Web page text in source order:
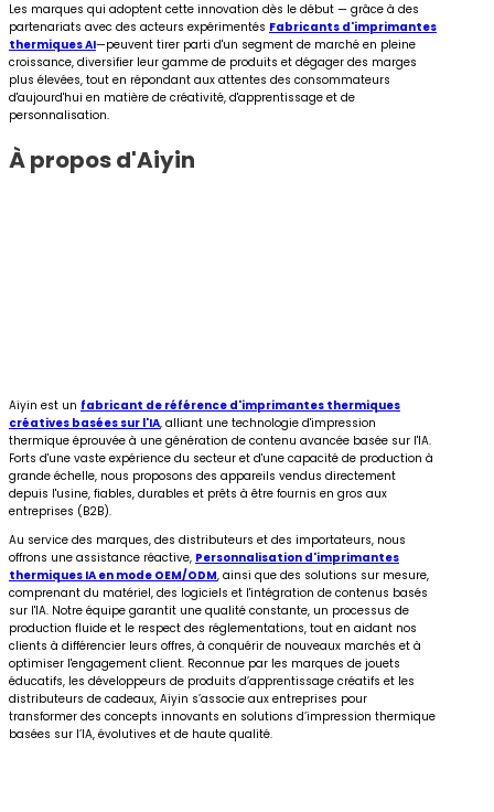
Les marques qui adoptent cette innovation dès le début — grâce à des
partenariats avec des acteurs expérimentés Fabricants d'imprimantes
thermiques AI—peuvent tirer parti d'un segment de marché en pleine
croissance, diversifier leur gamme de produits et dégager des marges
plus élevées, tout en répondant aux attentes des consommateurs
d'aujourd'hui en matière de créativité, d'apprentissage et de
personnalisation.
À propos d'Aiyin
Aiyin est un fabricant de référence d'imprimantes thermiques
créatives basées sur l'IA, alliant une technologie d'impression
thermique éprouvée à une génération de contenu avancée basée sur l'IA.
Forts d'une vaste expérience du secteur et d'une capacité de production à
grande échelle, nous proposons des appareils vendus directement
depuis l'usine, fiables, durables et prêts à être fournis en gros aux
entreprises (B2B).
Au service des marques, des distributeurs et des importateurs, nous
offrons une assistance réactive, Personnalisation d'imprimantes
thermiques IA en mode OEM/ODM, ainsi que des solutions sur mesure,
comprenant du matériel, des logiciels et l'intégration de contenus basés
sur l'IA. Notre équipe garantit une qualité constante, un processus de
production fluide et le respect des réglementations, tout en aidant nos
clients à différencier leurs offres, à conquérir de nouveaux marchés et à
optimiser l'engagement client. Reconnue par les marques de jouets
éducatifs, les développeurs de produits d’apprentissage créatifs et les
distributeurs de cadeaux, Aiyin s’associe aux entreprises pour
transformer des concepts innovants en solutions d’impression thermique
basées sur l’IA, évolutives et de haute qualité.